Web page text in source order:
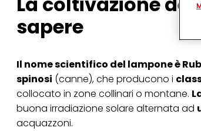
sapere
Il nome scientifico del lampone è
spinosi (canne), che producono i
collocato in zone collinari o montane.
buona irradiazione solare alternata ad
acquazzoni.